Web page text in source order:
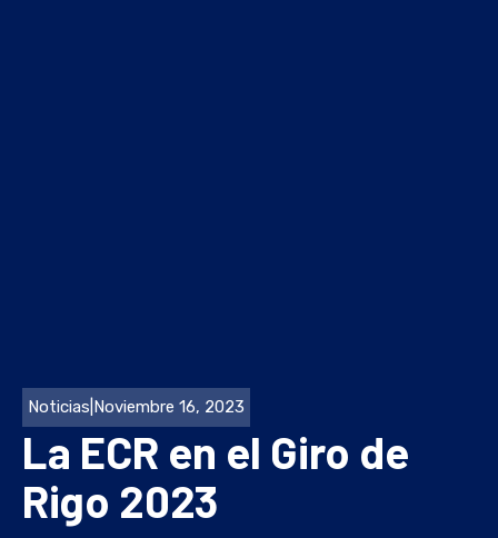
Noticias Noviembre 16, 2023
La ECR en el Giro de
Rigo 2023